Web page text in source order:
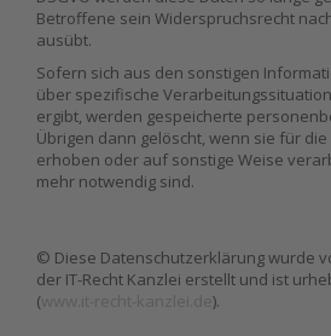
Betroffene sein Widerspruchsrecht nach
ausübt.
Sofern sich aus den sonstigen
über spezifische
ergibt, werden gespeicherte
Übrigen dann gelöscht, wenn sie für
erhoben oder auf sonstige Weise
mehr notwendig sind.
© Diese Datenschutzerklärung wurde
der IT-Recht Kanzlei erstellt und ist
(www.it-recht-kanzlei.de ).